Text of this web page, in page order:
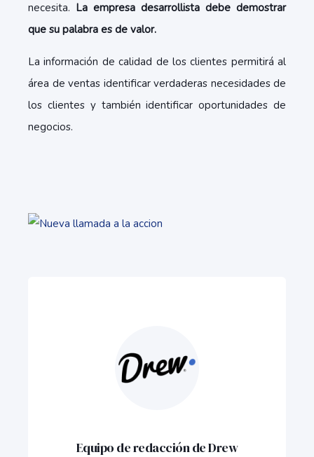
necesita. La empresa desarrollista debe demostrar
que su palabra es de valor.
La información de calidad de los clientes permitirá al
área de ventas identificar verdaderas necesidades de
los clientes y también identificar oportunidades de
negocios.
Equipo de redacción de Drew